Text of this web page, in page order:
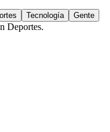
Tecnología Gente
Deportes.